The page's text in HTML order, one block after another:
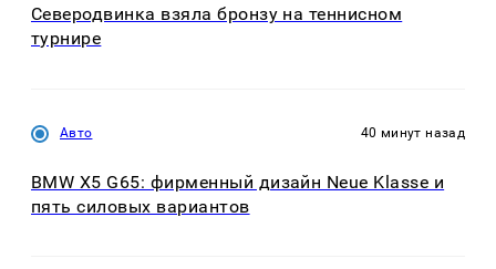
Северодвинка взяла бронзу на теннисном
турнире
Авто 40 минут назад
BMW X5 G65: фирменный дизайн Neue Klasse и
пять силовых вариантов